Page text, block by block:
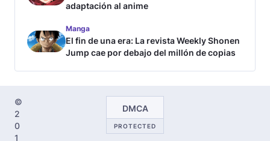
adaptación al anime
Manga
El fin de una era: La revista Weekly Shonen
Jump cae por debajo del millón de copias
©
2
0
1
DMCA
PROTECTED